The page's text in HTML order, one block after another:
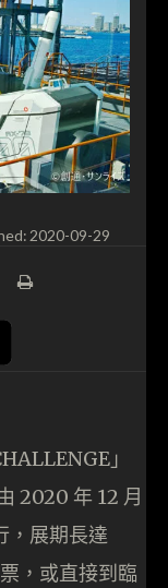
2020-09-29
」
2020 年 12 月
，展期長達
，或直接到臨